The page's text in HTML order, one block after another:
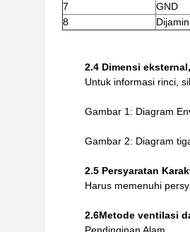
7
GND
8
Dijamin
2.4 Dimensi
Untuk informasi rinci,
Gambar 1: Diagram
Gambar 2: Diagram
2.5 Persyaratan
Harus memenuhi
2.6Metode ventilasi